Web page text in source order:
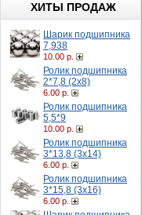
ХИТЫ ПРОДАЖ
Шарик подшипника
7,938
10.00 р.
Ролик подшипника
2*7,8 (2х8)
6.00 р.
Ролик подшипника
5,5*9
10.00 р.
Ролик подшипника
3*13,8 (3х14)
6.00 р.
Ролик подшипника
3*15,8 (3х16)
6.00 р.